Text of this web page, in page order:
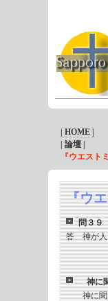
| HOME |
| 論壇 |
『ウエスト
『ウ
問３９
答 神が人
神に聞
神に聞き